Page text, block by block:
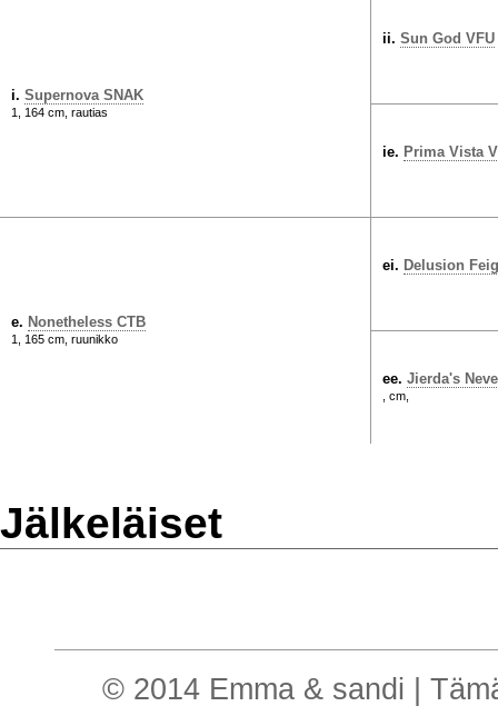
i. Supernova SNAK
1, 164 cm, rautias
ii. Sun God VFU
ie. Prima Vista
e. Nonetheless CTB
1, 165 cm, ruunikko
ei. Delusion Feig
ee. Jierda's
, cm,
Jälkeläiset
© 2014 Emma & sandi |